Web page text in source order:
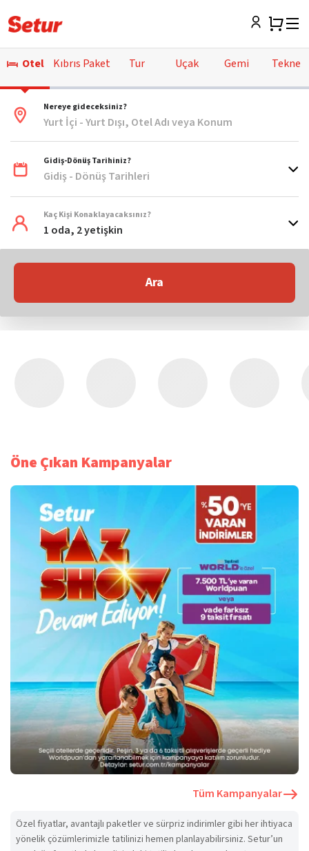
Otel Kıbrıs Paket Tur Uçak Gemi Tekne
Nereye gideceksiniz?
Yurt İçi - Yurt Dışı, Otel Adı veya Konum
Gidiş-Dönüş Tarihiniz?
Gidiş - Dönüş Tarihleri
Kaç Kişi Konaklayacaksınız?
1 oda, 2 yetişkin
Ara
Öne Çıkan Kampanyalar
Tüm Kampanyalar
Özel fiyatlar, avantajlı paketler ve sürpriz indirimler gibi her ihtiyaca
yönelik çözümlerimizle tatilinizi hemen planlayabilirsiniz. Setur’un